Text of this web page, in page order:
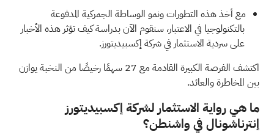
مع أخذ هذه التطورات ونمو الوساطة الجمركية المدفوعة
بالتكنولوجيا في الاعتبار، سنقوم الآن بدراسة كيف تؤثر هذه الأخبار
على سردية الاستثمار في شركة إكسبيديتورز.
اكتشف الفرصة الكبيرة القادمة مع 27 سهمًا رخيصًا من النخبة
يوازن
بين المخاطرة والعائد.
ما هي رواية الاستثمار لشركة إكسبيديتورز
إنترناشونال في واشنطن؟